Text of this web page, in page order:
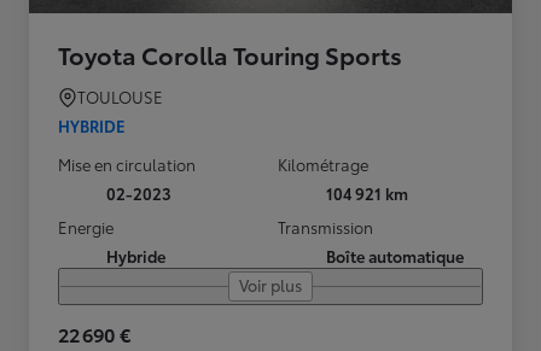
Toyota Corolla Touring Sports
TOULOUSE
HYBRIDE
Mise en circulation
02-2023
Kilométrage
104 921 km
Energie
Hybride
Transmission
Boîte automatique
Voir plus
22 690 €